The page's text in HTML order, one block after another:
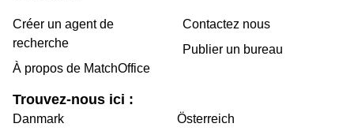
Créer un agent de
recherche
À propos de MatchOffice
Contactez nous
Publier un bureau
Trouvez-nous ici :
Danmark
Österreich